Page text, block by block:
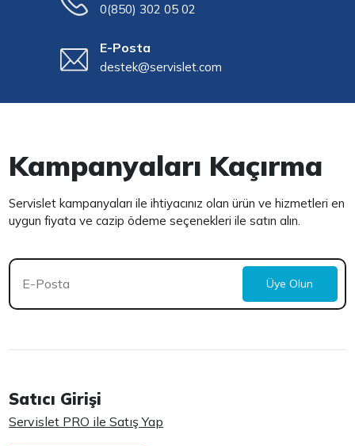
0(850) 302 05 02
E-Posta
destek@servislet.com
Kampanyaları Kaçırma
Servislet kampanyaları ile ihtiyacınız olan ürün ve hizmetleri en
uygun fiyata ve cazip ödeme seçenekleri ile satın alın.
Üye Olun
Satıcı Girişi
Servislet PRO ile Satış Yap